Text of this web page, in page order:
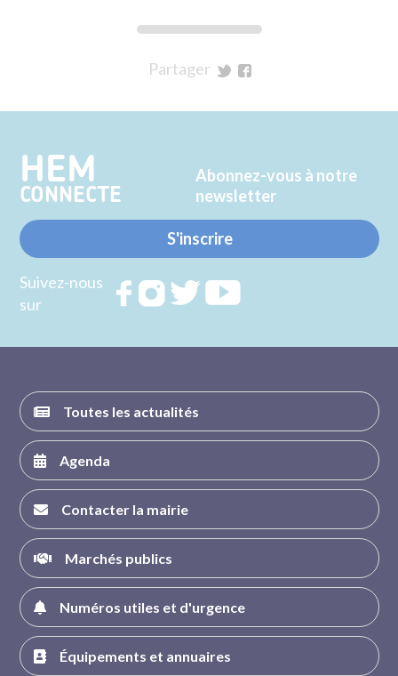
Partager
Twitter
Facebook
HEM
CONNECTE
Abonnez-vous à notre
newsletter
S'inscrire
Suivez-nous
sur
RejoignezRejoignezRejoignez
Toutes les actualités
Agenda
Contacter la mairie
Marchés publics
Numéros utiles et d'urgence
Équipements et annuaires